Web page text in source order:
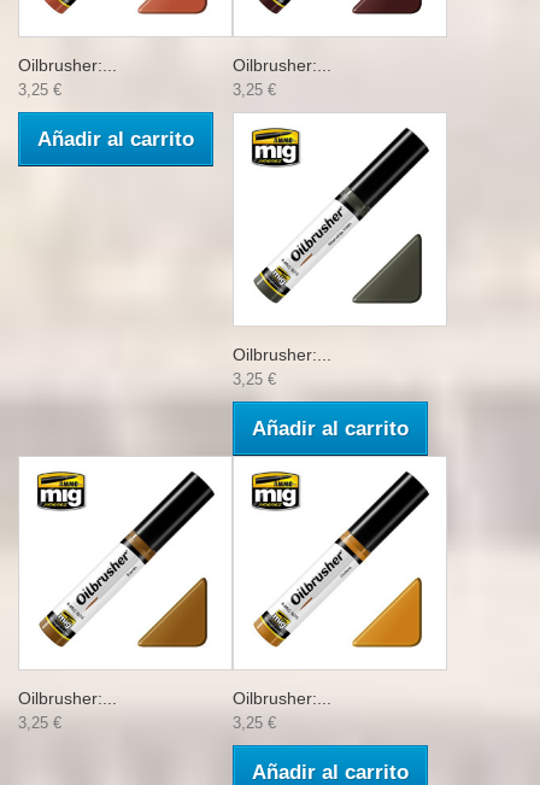
Oilbrusher:...
3,25 €
Añadir al carrito
Oilbrusher:...
3,25 €
Oilbrusher:...
3,25 €
Añadir al carrito
Oilbrusher:...
3,25 €
Oilbrusher:...
3,25 €
Añadir al carrito